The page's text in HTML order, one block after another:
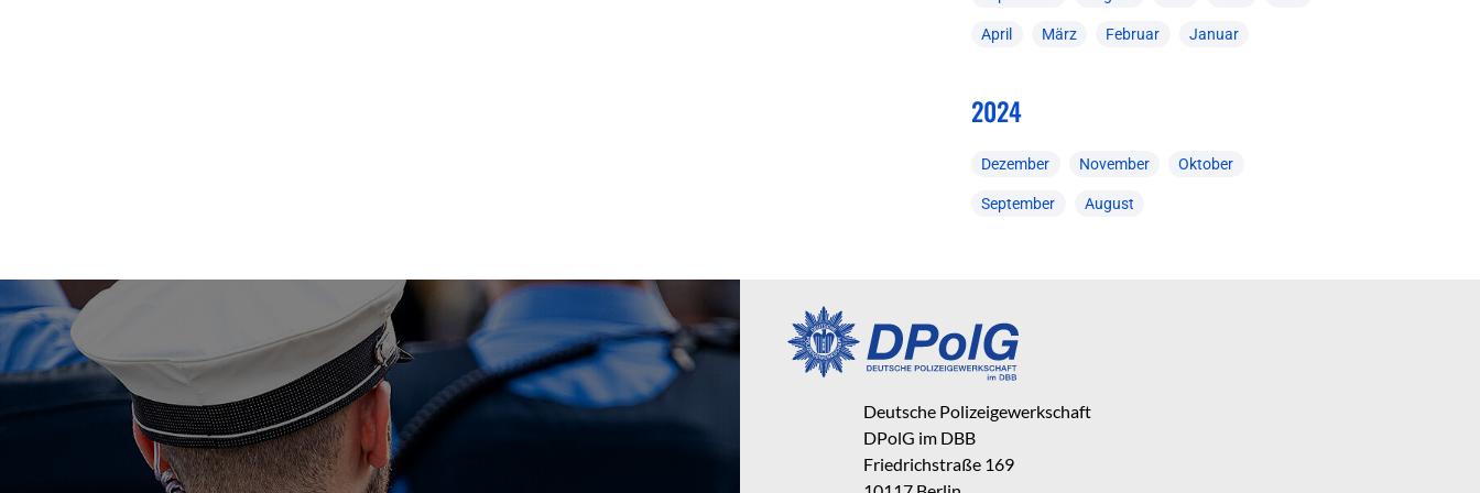
April März Februar Januar
2024
Dezember November Oktober
September August
Deutsche Polizeigewerkschaft
DPolG im DBB
Friedrichstraße 169